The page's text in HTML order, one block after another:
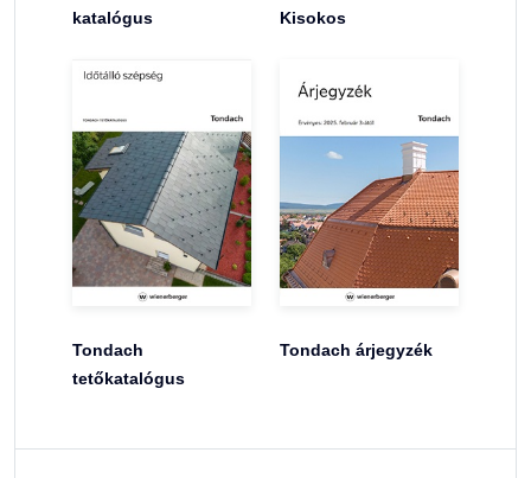
katalógus
Kisokos
Tondach
tetőkatalógus
Tondach árjegyzék